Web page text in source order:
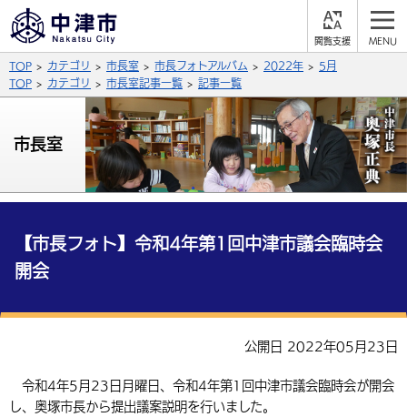
支
背景色
青 白
文字の大きさ
拡大 標準 縮小
英語（English） 中国語（簡体字）
公式SNS
X (Twitter) YouTube
サイト内検索
総合メニュー
くらしの情報
届出・登録・証明 保険・年金
健康・予防
税金 住宅・インフラ
事業者の方へ
産業・雇用
農林水産業 税金
施設情報 子どもを預ける
観光・移住
TOP カテゴリ 市長室 市長フォトアルバム 2022年
5月
TOP
カテゴリ 市長室記事一覧 記事一覧
市長室
【市長フォト】令和4年第1回中津市議会臨時会
開会
公開日 2022年05月23日
令和4年5月23日月曜日、令和4年第1回中津市議会臨時会が開会
し、奥塚市長から提出議案説明を行いました。